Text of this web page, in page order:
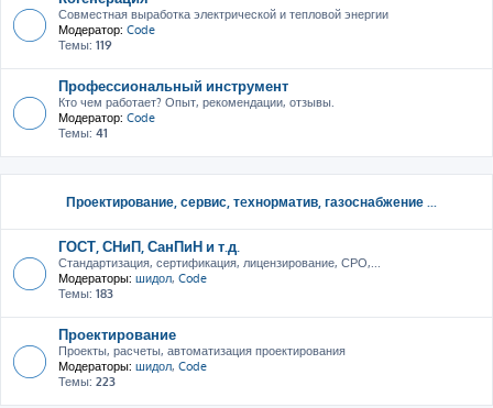
Совместная выработка электрической и тепловой энергии
Модератор: Code
Темы: 119
Профессиональный инструмент
Кто чем работает? Опыт, рекомендации, отзывы.
Модератор: Code
Темы: 41
Проектирование, сервис, тeхнорматив, газоснабжение ...
ГОСТ, СНиП, СанПиН и т.д.
Стандартизация, сертификация, лицензирование, СРО,...
Модераторы: шидол, Code
Темы: 183
Проектирование
Проекты, расчеты, автоматизация проектирования
Модераторы: шидол, Code
Темы: 223